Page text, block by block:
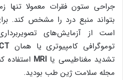
جراحی ستون فقرات معمولا
بتواند منبع درد را مشخص کند.
است از آزمایش‌های
توموگرافی کامپیوتری یا همان
تشدید مغناطیسی یا MRIاستفاده
مجله سلامت ژین طب بودید.